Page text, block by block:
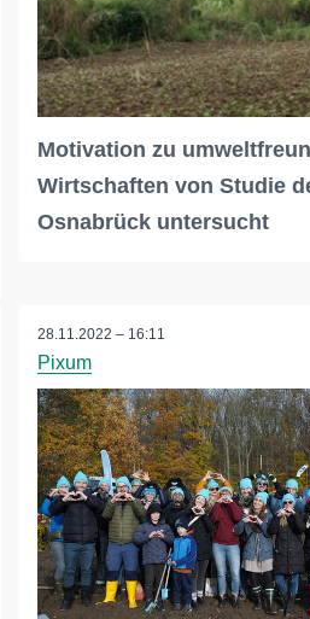
Motivation zu
Wirtschaften von Studie
Osnabrück untersucht
28.11.2022 – 16:11
Pixum